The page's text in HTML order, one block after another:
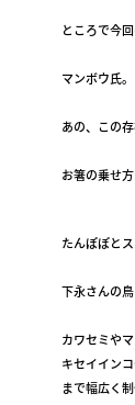
ところで今
マンボウ氏。
あの、この
お箸の乗せ
たんぽぽとス
下永さんの
カワセミや
キセイイン
まで幅広く